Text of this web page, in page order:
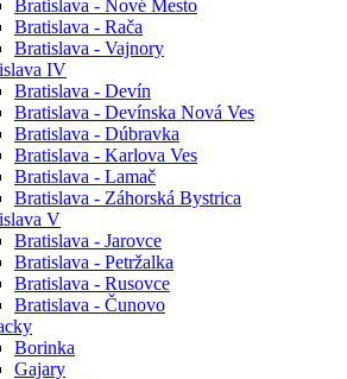
Bratislava - Nové Mesto
Bratislava - Rača
Bratislava - Vajnory
IV
Bratislava - Devín
Bratislava - Devínska Nová Ves
Bratislava - Dúbravka
Bratislava - Karlova Ves
Bratislava - Lamač
Bratislava - Záhorská Bystrica
V
Bratislava - Jarovce
Bratislava - Petržalka
Bratislava - Rusovce
Bratislava - Čunovo
Borinka
Gajary